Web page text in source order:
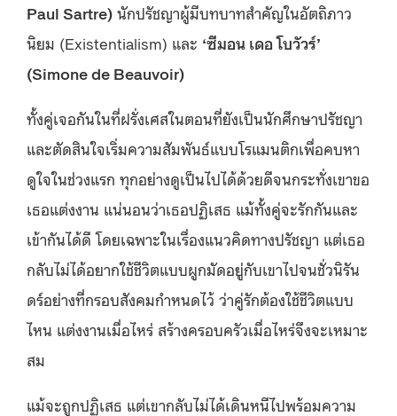
Paul Sartre) นักปรัชญาผู้มีบทบาทสำคัญในอัตถิภาว
นิยม (Existentialism) และ ‘ซีมอน เดอ โบวัวร์’
(Simone de Beauvoir)
ทั้งคู่เจอกันในที่ฝรั่งเศสในตอนที่ยังเป็นนักศึกษาปรัชญา
และตัดสินใจเริ่มความสัมพันธ์แบบโรแมนติกเพื่อคบหา
ดูใจในช่วงแรก ทุกอย่างดูเป็นไปได้ด้วยดีจนกระทั่งเขาขอ
เธอแต่งงาน แน่นอนว่าเธอปฏิเสธ แม้ทั้งคู่จะรักกันและ
เข้ากันได้ดี โดยเฉพาะในเรื่องแนวคิดทางปรัชญา แต่เธอ
กลับไม่ได้อยากใช้ชีวิตแบบผูกมัดอยู่กับเขาไปจนชั่วนิรัน
ดร์อย่างที่กรอบสังคมกำหนดไว้ ว่าคู่รักต้องใช้ชีวิตแบบ
ไหน แต่งงานเมื่อไหร่ สร้างครอบครัวเมื่อไหร่จึงจะเหมาะ
สม
แม้จะถูกปฏิเสธ แต่เขากลับไม่ได้เดินหนีไปพร้อมความ